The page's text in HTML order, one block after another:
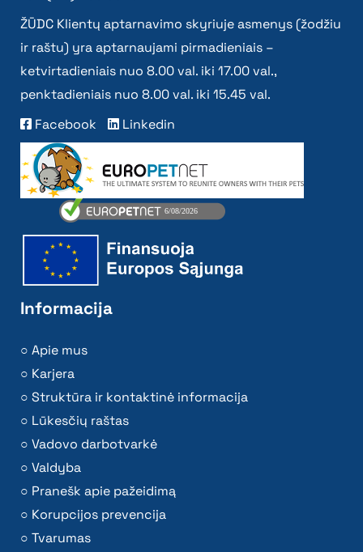
ŽŪDC Klientų aptarnavimo skyriuje asmenys (žodžiu
ir raštu) yra aptarnaujami pirmadieniais –
ketvirtadieniais nuo 8.00 val. iki 17.00 val.,
penktadieniais nuo 8.00 val. iki 15.45 val.
Facebook
Linkedin
Informacija
Apie mus
Karjera
Struktūra ir kontaktinė informacija
Lūkesčių raštas
Vadovo darbotvarkė
Valdyba
Pranešk apie pažeidimą
Korupcijos prevencija
Tvarumas